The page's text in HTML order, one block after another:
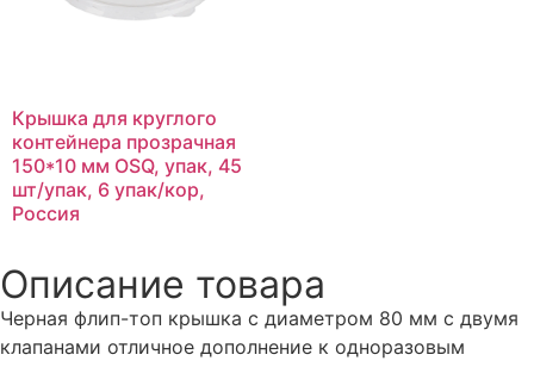
Крышка для круглого
контейнера прозрачная
150*10 мм OSQ, упак, 45
шт/упак, 6 упак/кор,
Россия
Описание товара
Черная флип-топ крышка с диаметром 80 мм c двумя
клапанами отличное дополнение к одноразовым